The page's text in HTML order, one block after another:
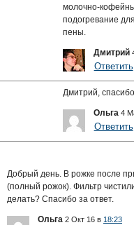
молочно-
подогревание
пены.
Дмитрий
Ответить
Дмитрий, спасибо
Ольга 4
Ответить
Добрый день. В рожке после
(полный рожок). Фильтр
делать? Спасибо за ответ.
Ольга 2 Окт 16 в 18:23